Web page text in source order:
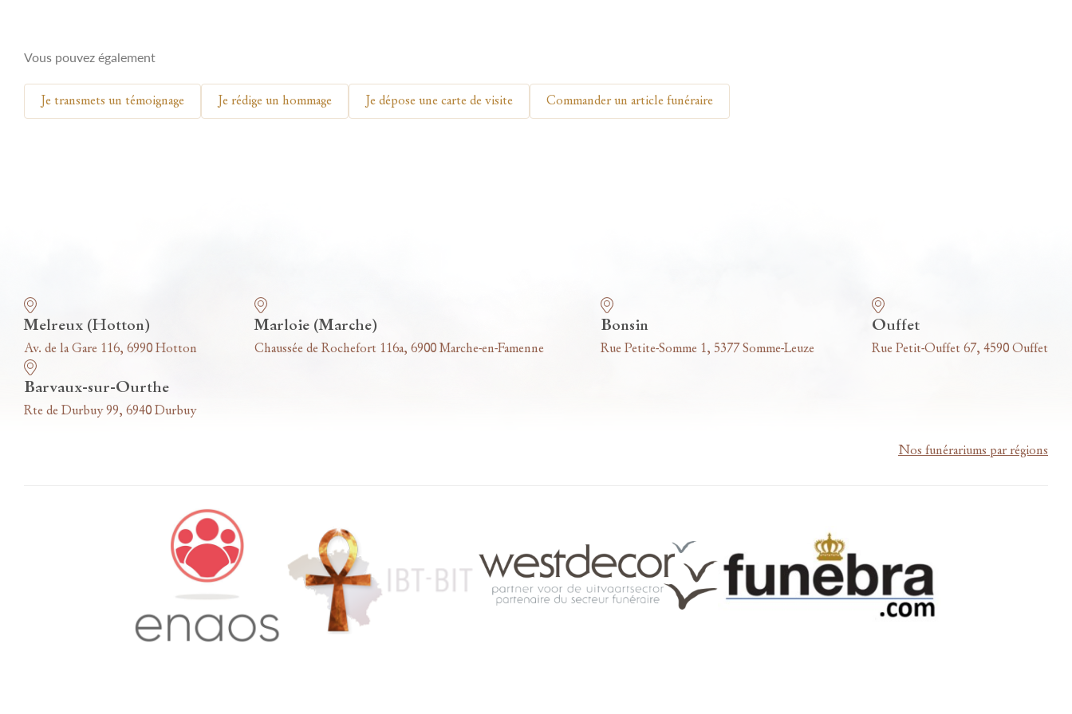
Vous pouvez également
Je transmets un témoignage Je rédige un hommage Je dépose une carte de visite Commander un article funéraire
Melreux (Hotton)
Av. de la Gare 116, 6990 Hotton
Marloie (Marche)
Chaussée de Rochefort 116a, 6900 Marche-en-Famenne
Bonsin
Rue Petite-Somme 1, 5377 Somme-Leuze
Ouffet
Rue Petit-Ouffet 67, 4590 Ouffet
Barvaux-sur-Ourthe
Rte de Durbuy 99, 6940 Durbuy
Nos funérariums par régions